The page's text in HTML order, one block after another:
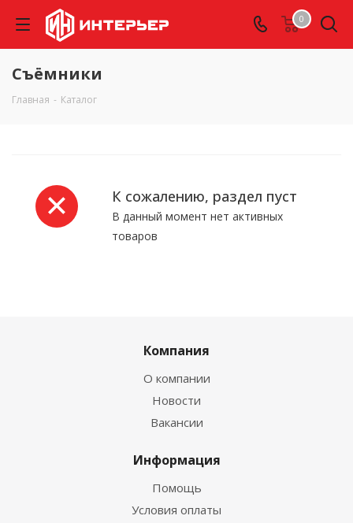
0
Съёмники
Главная - Каталог
К сожалению, раздел пуст
В данный момент нет активных
товаров
Компания
О компании
Новости
Вакансии
Информация
Помощь
Условия оплаты